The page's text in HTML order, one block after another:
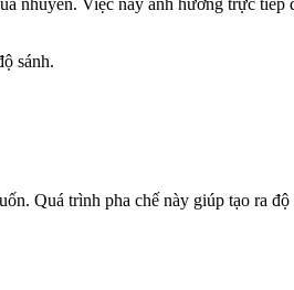
nhuyễn. Việc này ảnh hưởng trực tiếp
sánh.
Quá trình pha chế này giúp tạo ra